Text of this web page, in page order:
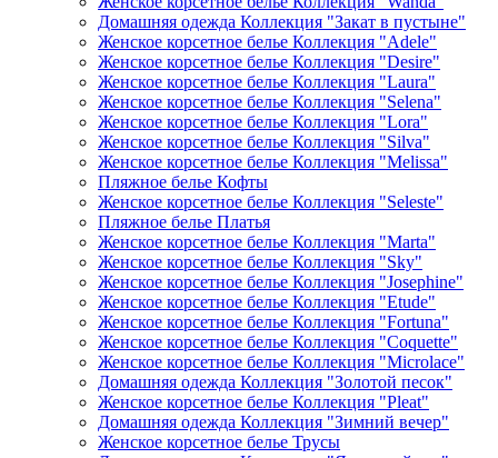
Домашняя одежда Коллекция "Закат в пустыне"
Женское корсетное белье Коллекция "Adele"
Женское корсетное белье Коллекция "Desire"
Женское корсетное белье Коллекция "Laura"
Женское корсетное белье Коллекция "Selena"
Женское корсетное белье Коллекция "Lora"
Женское корсетное белье Коллекция "Silva"
Женское корсетное белье Коллекция "Melissa"
Пляжное белье Кофты
Женское корсетное белье Коллекция "Seleste"
Пляжное белье Платья
Женское корсетное белье Коллекция "Marta"
Женское корсетное белье Коллекция "Sky"
Женское корсетное белье Коллекция "Josephine"
Женское корсетное белье Коллекция "Etude"
Женское корсетное белье Коллекция "Fortuna"
Женское корсетное белье Коллекция "Coquette"
Женское корсетное белье Коллекция "Microlace"
Домашняя одежда Коллекция "Золотой песок"
Женское корсетное белье Коллекция "Pleat"
Домашняя одежда Коллекция "Зимний вечер"
Женское корсетное белье Трусы